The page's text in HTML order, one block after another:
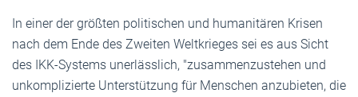
In einer der größten politischen und humanitären Krisen
nach dem Ende des Zweiten Weltkrieges sei es aus Sicht
des IKK-Systems unerlässlich, "zusammenzustehen und
unkomplizierte Unterstützung für Menschen anzubieten, die